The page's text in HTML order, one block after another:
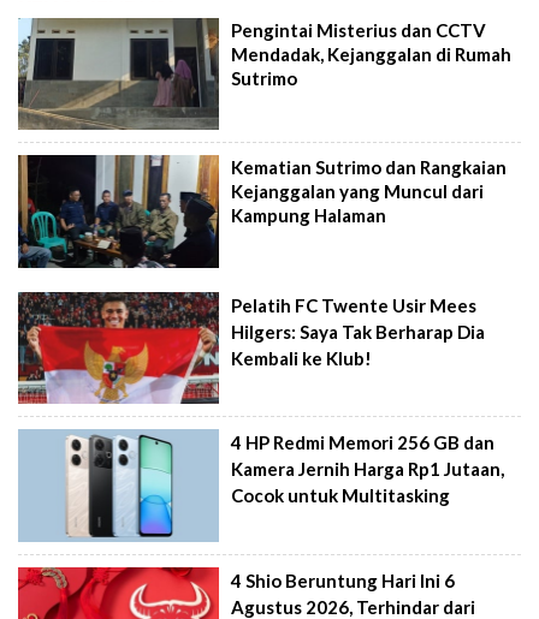
Pengintai Misterius dan CCTV
Mendadak, Kejanggalan di Rumah
Sutrimo
Kematian Sutrimo dan Rangkaian
Kejanggalan yang Muncul dari
Kampung Halaman
Pelatih FC Twente Usir Mees
Hilgers: Saya Tak Berharap Dia
Kembali ke Klub!
4 HP Redmi Memori 256 GB dan
Kamera Jernih Harga Rp1 Jutaan,
Cocok untuk Multitasking
4 Shio Beruntung Hari Ini 6
Agustus 2026, Terhindar dari